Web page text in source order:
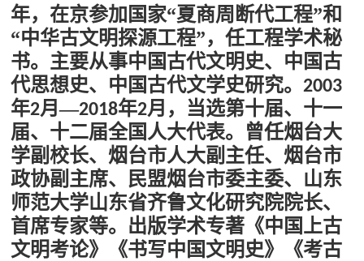
年，在京参加国家“夏商周断代工程”和
“中华古文明探源工程”，任工程学术秘
书。主要从事中国古代文明史、中国古
代思想史、中国古代文学史研究。 2003
年2月—2018年2月，当选第十届、十一
届、十二届全国人大代表。曾任烟台大
学副校长、烟台市人大副主任、烟台市
政协副主席、民盟烟台市委主委、山东
师范大学山东省齐鲁文化研究院院长、
首席专家等。出版学术专著《中国上古
文明考论》《书写中国文明史》《考古